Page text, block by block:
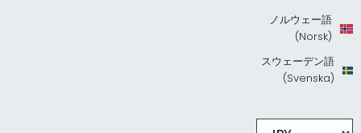
ノルウェー語
(Norsk)
スウェーデン語
(Svenska)